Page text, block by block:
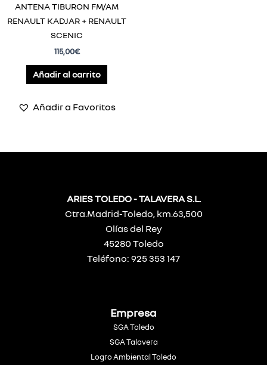
ANTENA TIBURON FM/AM
RENAULT KADJAR + RENAULT
SCENIC
115,00€
Añadir al carrito
Añadir a Favoritos
ARIES TOLEDO - TALAVERA S.L.
Ctra.Madrid-Toledo, km.63,500
Olías del Rey
45280 Toledo
Teléfono: 925 353 147
Empresa
SGA Toledo
SGA Talavera
Logro Ambiental Toledo